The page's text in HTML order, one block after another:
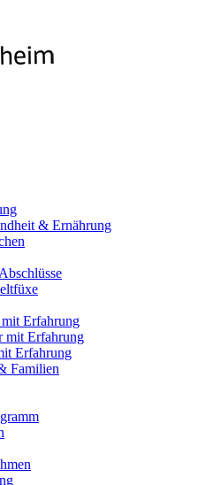
& Ernährung
Erfahrung
mit Erfahrung
Erfahrung
Familien